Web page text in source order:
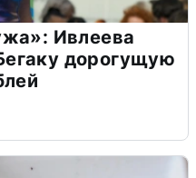
Ивлеева
дорогущую